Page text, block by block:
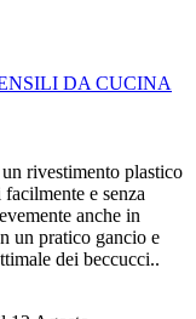
DA CUCINA
rivestimento plastico
e senza
anche in
un pratico gancio e
dei beccucci..